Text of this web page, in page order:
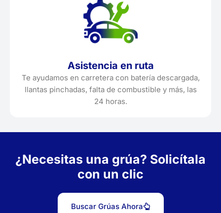
Asistencia en ruta
Te ayudamos en carretera con batería descargada,
llantas pinchadas, falta de combustible y más, las
24 horas.
¿Necesitas una grúa? Solicítala
con un clic
Buscar Grúas Ahora